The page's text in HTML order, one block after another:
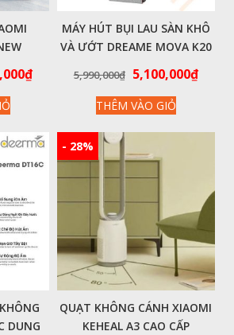
₫Giá
6,890,000₫.
MÁY HÚT BỤI LAU SÀN KHÔ
VÀ ƯỚT DREAME MOVA K20
PRO – HÀNG CHÍNH HÃNG
5,990,000₫ Giá
là:
5,990,000₫.
5,100,000₫Giá
là:
THÊM VÀO GIỎ
DUNG
- 28%
QUẠT KHÔNG CÁNH XIAOMI
KEHEAL A3 CAO CẤP